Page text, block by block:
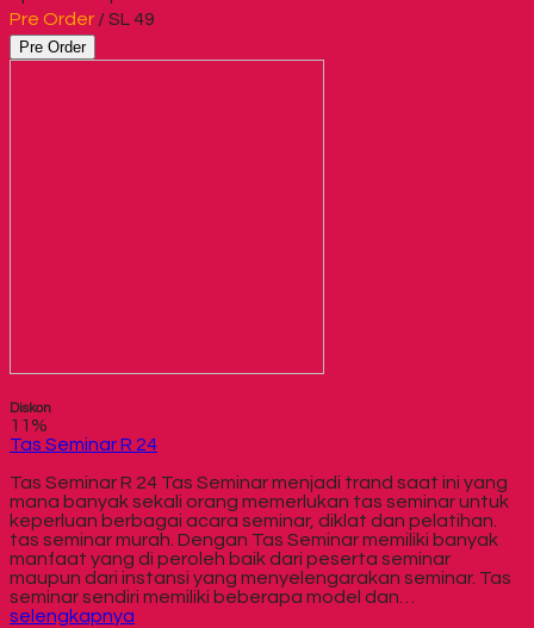
Pre Order / SL 49
Pre Order
Diskon
11%
Tas Seminar R 24
Tas Seminar R 24 Tas Seminar menjadi trand saat ini yang
mana banyak sekali orang memerlukan tas seminar untuk
keperluan berbagai acara seminar, diklat dan pelatihan.
tas seminar murah. Dengan Tas Seminar memiliki banyak
manfaat yang di peroleh baik dari peserta seminar
maupun dari instansi yang menyelengarakan seminar. Tas
seminar sendiri memiliki beberapa model dan…
selengkapnya